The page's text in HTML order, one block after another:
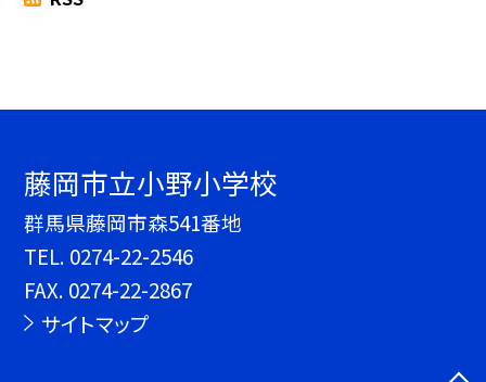
藤岡市立小野小学校
群馬県藤岡市森541番地
TEL. 0274-22-2546
FAX. 0274-22-2867
サイトマップ